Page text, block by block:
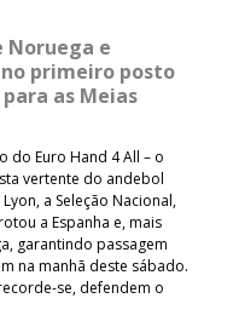
Noruega e
primeiro posto
as Meias
do Euro Hand 4 All – o
vertente do andebol
a Seleção Nacional,
a Espanha e, mais
garantindo passagem
na manhã deste sábado.
se, defendem o